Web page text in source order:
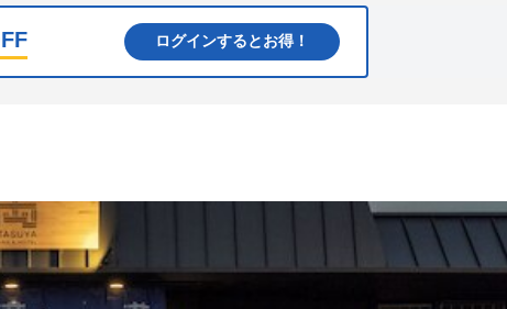
ログインするとお得！